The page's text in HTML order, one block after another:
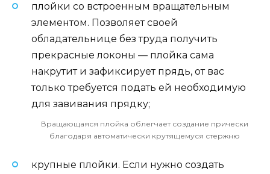
плойки со встроенным вращательным
элементом. Позволяет своей
обладательнице без труда получить
прекрасные локоны — плойка сама
накрутит и зафиксирует прядь, от вас
только требуется подать ей необходимую
для завивания прядку;
Вращающаяся плойка облегчает создание прически
благодаря автоматически крутящемуся стержню
крупные плойки. Если нужно создать